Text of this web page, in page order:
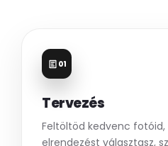
01
Tervezés
Feltöltöd kedvenc fotóid,
elrendezést választasz,